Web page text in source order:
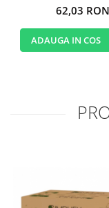
62,03 RON
ADAUGA IN COS